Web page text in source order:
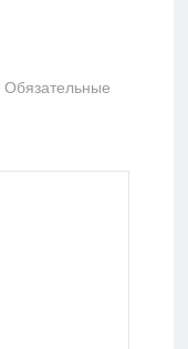
Обязательные